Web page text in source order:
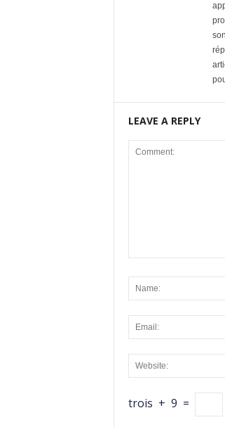
LEAVE A REPLY
trois + 9 =